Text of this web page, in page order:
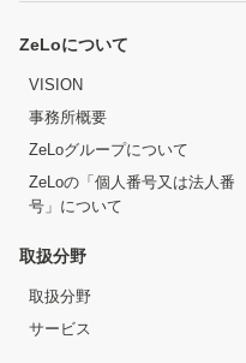
ZeLoについて
VISION
事務所概要
ZeLoグループについて
ZeLoの「個人番号又は法人番
号」について
取扱分野
取扱分野
サービス